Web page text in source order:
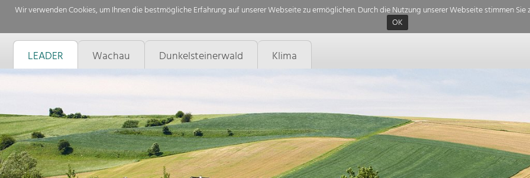
Wir verwenden Cookies, um Ihnen die bestmögliche Erfahrung auf unserer Webseite zu ermöglichen. Durch die Nutzung unserer Webseite stimmen
OK
LEADER Wachau Dunkelsteinerwald Klima